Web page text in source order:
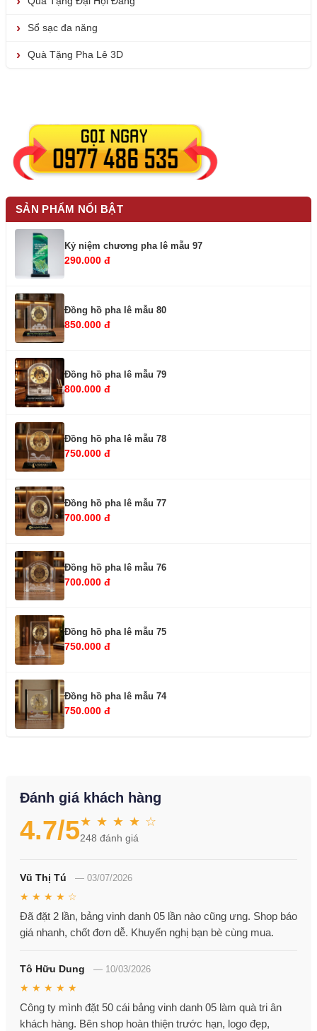
Sổ sạc đa năng
Quà Tặng Pha Lê 3D
SẢN PHẨM NỔI BẬT
Kỷ niệm chương pha lê mẫu 97
290.000 đ
Đồng hồ pha lê mẫu 80
850.000 đ
Đồng hồ pha lê mẫu 79
800.000 đ
Đồng hồ pha lê mẫu 78
750.000 đ
Đồng hồ pha lê mẫu 77
700.000 đ
Đồng hồ pha lê mẫu 76
700.000 đ
Đồng hồ pha lê mẫu 75
750.000 đ
Đồng hồ pha lê mẫu 74
750.000 đ
Đánh giá khách hàng
4.7/5★ ★ ★ ★ ☆
248 đánh giá
Vũ Thị Tú — 03/07/2026
★ ★ ★ ★ ☆
Đã đặt 2 lần, bảng vinh danh 05 lần nào cũng ưng. Shop báo
giá nhanh, chốt đơn dễ. Khuyến nghị bạn bè cùng mua.
Tô Hữu Dung — 10/03/2026
★ ★ ★ ★ ★
Công ty mình đặt 50 cái bảng vinh danh 05 làm quà tri ân
khách hàng. Bên shop hoàn thiện trước hạn, logo đẹp,